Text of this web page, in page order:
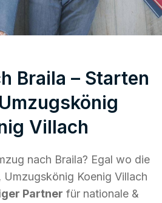
Braila – Starten
Villach
nach Braila? Egal wo die
Umzugskönig Koenig Villach
Partner für nationale &